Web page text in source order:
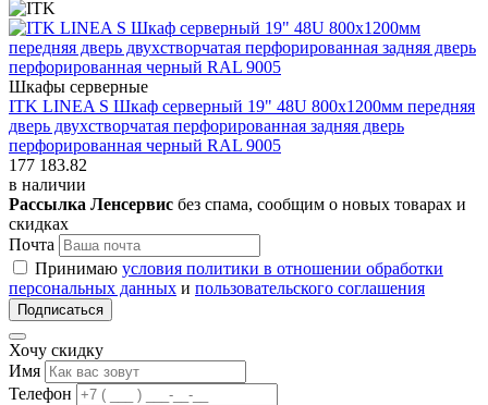
Шкафы серверные
ITK LINEA S Шкаф серверный 19" 48U 800х1200мм передняя
дверь двухстворчатая перфорированная задняя дверь
перфорированная черный RAL 9005
177 183.82
в наличии
Рассылка Ленсервис без спама, сообщим о новых товарах и
скидках
Почта
Принимаю условия политики в отношении обработки
персональных данных и пользовательского соглашения
Подписаться
Хочу скидку
Имя
Телефон